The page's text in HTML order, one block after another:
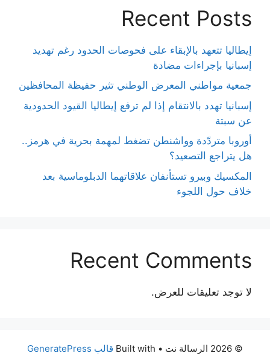
Recent Posts
إيطاليا تتعهد بالإبقاء على فحوصات الحدود رغم تهديد
إسبانيا بإجراءات مضادة
جمعية مواطني المعرض الوطني تثير حفيظة المحافظين
إسبانيا تهدد بالانتقام إذا لم ترفع إيطاليا القيود الحدودية
عن سبتة
أوروبا متردّدة وواشنطن تضغط لمهمة بحرية في هرمز..
هل يتراجع التصعيد؟
المكسيك وبيرو تستأنفان علاقاتهما الدبلوماسية بعد
خلاف حول اللجوء
Recent Comments
لا توجد تعليقات للعرض.
© 2026 الرسالة نت • Built with قالب GeneratePress